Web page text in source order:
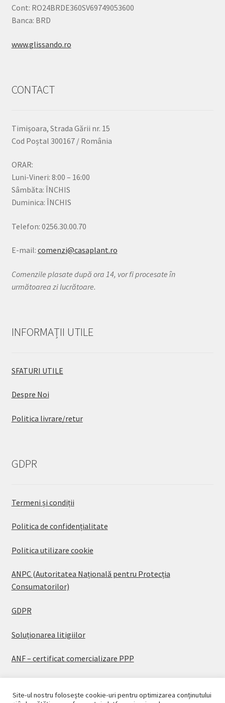
Cont: RO24BRDE360SV69749053600
Banca: BRD
www.glissando.ro
CONTACT
Timișoara, Strada Gării nr. 15
Cod Poștal 300167 / România
ORAR:
Luni-Vineri: 8:00 – 16:00
Sâmbăta: ÎNCHIS
Duminica: ÎNCHIS
Telefon: 0256.30.00.70
E-mail: comenzi@casaplant.ro
Comenzile plasate după ora 14, vor fi procesate în
următoarea zi lucrătoare.
INFORMAȚII UTILE
SFATURI UTILE
Despre Noi
Politica livrare/retur
GDPR
Termeni și condiții
Politica de confidențialitate
Politica utilizare cookie
ANPC (Autoritatea Națională pentru Protecția
Consumatorilor)
GDPR
Soluționarea litigiilor
ANF – certificat comercializare PPP
Site-ul nostru folosește cookie-uri pentru optimizarea conținutului